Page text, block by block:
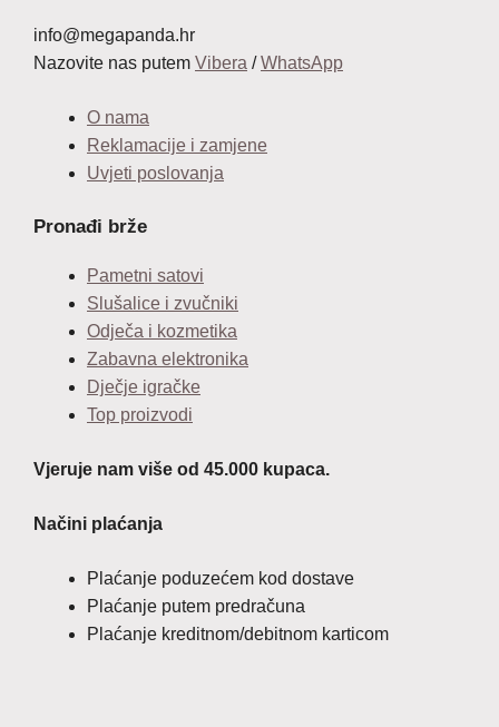
info@megapanda.hr
Nazovite nas putem Vibera / WhatsApp
O nama
Reklamacije i zamjene
Uvjeti poslovanja
Pronađi brže
Pametni satovi
Slušalice i zvučniki
Odječa i kozmetika
Zabavna elektronika
Dječje igračke
Top proizvodi
Vjeruje nam više od 45.000 kupaca.
Načini plaćanja
Plaćanje poduzećem kod dostave
Plaćanje putem predračuna
Plaćanje kreditnom/debitnom karticom